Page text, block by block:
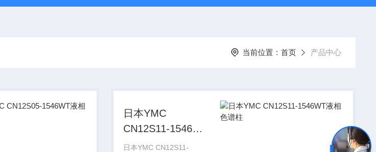
当前位置： 首页 产品中心
日本YMC
CN12S11-1546WT
液相色谱柱
日本YMC CN12S11-